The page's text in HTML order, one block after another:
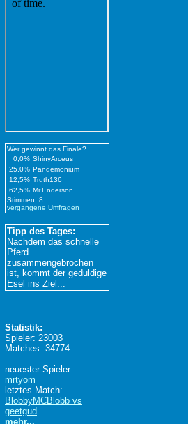
Wer gewinnt das Finale?
0,0% ShinyArceus
25,0% Pandemonium
12,5% Truth136
62,5% Mr.Enderson
Stimmen: 8
vergangene Umfragen
Tipp des Tages:
Nachdem das schnelle
Pferd
zusammengebrochen
ist, kommt der geduldige
Esel ins Ziel...
Statistik:
Spieler: 23003
Matches: 34774
neuester Spieler:
mrtyom
letztes Match:
BlobbyMCBlobb vs
geetgud
mehr...